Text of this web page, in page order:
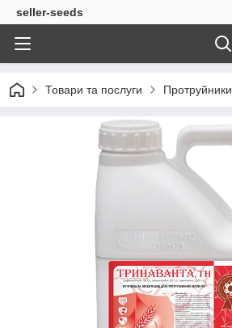
seller-seeds
Товари та послуги Протруйники